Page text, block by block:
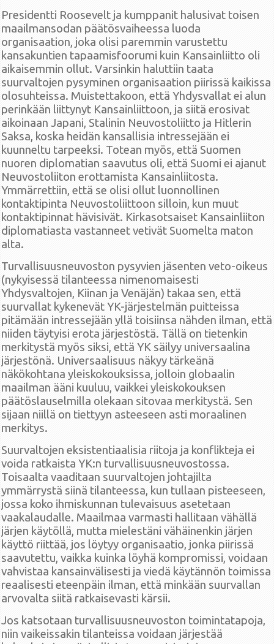
Presidentti Roosevelt ja kumppanit halusivat toisen
maailmansodan päätösvaiheessa luoda
organisaation, joka olisi paremmin varustettu
kansakuntien tapaamisfoorumi kuin Kansainliitto oli
aikaisemmin ollut. Varsinkin haluttiin taata
suurvaltojen pysyminen organisaation piirissä kaikissa
olosuhteissa. Muistettakoon, että Yhdysvallat ei alun
perinkään liittynyt Kansainliittoon, ja siitä erosivat
aikoinaan Japani, Stalinin Neuvostoliitto ja Hitlerin
Saksa, koska heidän kansallisia intressejään ei
kuunneltu tarpeeksi. Totean myös, että Suomen
nuoren diplomatian saavutus oli, että Suomi ei ajanut
Neuvostoliiton erottamista Kansainliitosta.
Ymmärrettiin, että se olisi ollut luonnollinen
kontaktipinta Neuvostoliittoon silloin, kun muut
kontaktipinnat hävisivät. Kirkasotsaiset Kansainliiton
diplomatiasta vastanneet vetivät Suomelta maton
alta.
Turvallisuusneuvoston pysyvien jäsenten veto-oikeus
(nykyisessä tilanteessa nimenomaisesti
Yhdysvaltojen, Kiinan ja Venäjän) takaa sen, että
suurvallat kykenevät YK-järjestelmän puitteissa
pitämään intressejään yllä toisiinsa nähden ilman, että
niiden täytyisi erota järjestöstä. Tällä on tietenkin
merkitystä myös siksi, että YK säilyy universaalina
järjestönä. Universaalisuus näkyy tärkeänä
näkökohtana yleiskokouksissa, jolloin globaalin
maailman ääni kuuluu, vaikkei yleiskokouksen
päätöslauselmilla olekaan sitovaa merkitystä. Sen
sijaan niillä on tiettyyn asteeseen asti moraalinen
merkitys.
Suurvaltojen eksistentiaalisia riitoja ja konflikteja ei
voida ratkaista YK:n turvallisuusneuvostossa.
Toisaalta vaaditaan suurvaltojen johtajilta
ymmärrystä siinä tilanteessa, kun tullaan pisteeseen,
jossa koko ihmiskunnan tulevaisuus asetetaan
vaakalaudalle. Maailmaa varmasti hallitaan vähällä
järjen käytöllä, mutta mielestäni vähäinenkin järjen
käyttö riittää, jos löytyy organisaatio, jonka piirissä
saavutettu, vaikka kuinka löyhä kompromissi, voidaan
vahvistaa kansainvälisesti ja viedä käytännön toimissa
reaalisesti eteenpäin ilman, että minkään suurvallan
arvovalta siitä ratkaisevasti kärsii.
Jos katsotaan turvallisuusneuvoston toimintatapoja,
niin vaikeissakin tilanteissa voidaan järjestää